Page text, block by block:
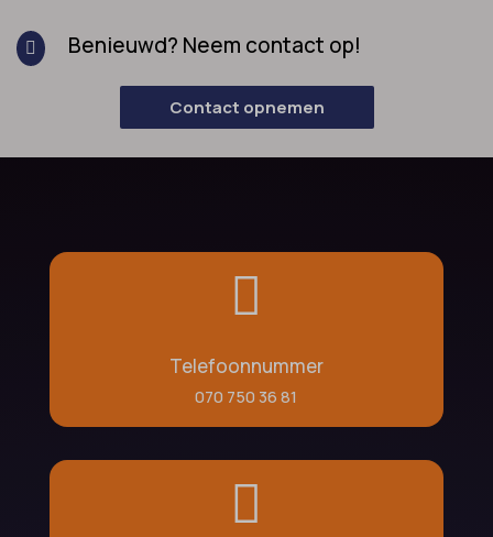
 Benieuwd? Neem contact op!
Contact opnemen

Telefoonnummer
070 750 36 81
